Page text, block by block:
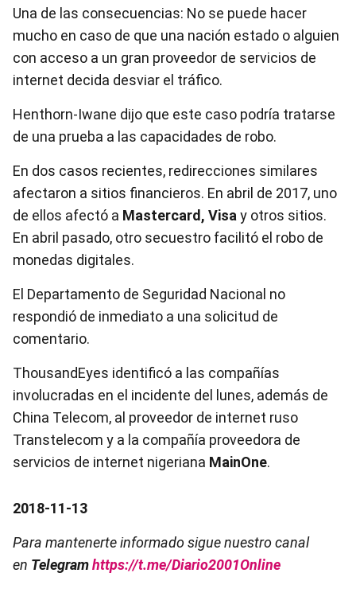
Una de las consecuencias: No se puede hacer
mucho en caso de que una nación estado o alguien
con acceso a un gran proveedor de servicios de
internet decida desviar el tráfico.
Henthorn-Iwane dijo que este caso podría tratarse
de una prueba a las capacidades de robo.
En dos casos recientes, redirecciones similares
afectaron a sitios financieros. En abril de 2017, uno
de ellos afectó a Mastercard, Visa y otros sitios.
En abril pasado, otro secuestro facilitó el robo de
monedas digitales.
El Departamento de Seguridad Nacional no
respondió de inmediato a una solicitud de
comentario.
ThousandEyes identificó a las compañías
involucradas en el incidente del lunes, además de
China Telecom, al proveedor de internet ruso
Transtelecom y a la compañía proveedora de
servicios de internet nigeriana MainOne.
2018-11-13
Para mantenerte informado sigue nuestro canal
en Telegramhttps://t.me/Diario2001Online